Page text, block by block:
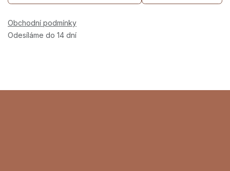
Obchodní podmínky
Odesíláme do 14 dní